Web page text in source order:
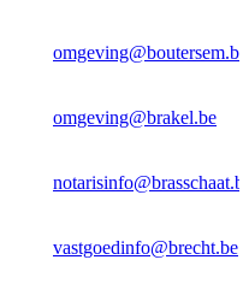
omgeving@boutersem.be
omgeving@brakel.be
vastgoedinfo@brecht.be